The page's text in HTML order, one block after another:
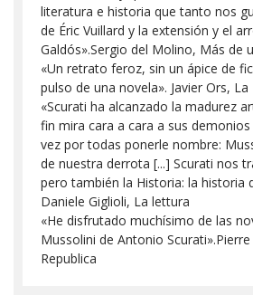
literatura e historia que tanto nos
de Éric Vuillard y la extensión y el
Galdós».Sergio del Molino, Más de
«Un retrato feroz, sin un ápice de
pulso de una novela». Javier Ors, La
«Scurati ha alcanzado la madurez
fin mira cara a cara a sus
vez por todas ponerle nombre:
de nuestra derrota [...] Scurati nos
pero también la Historia: la historia
Daniele Giglioli, La lettura
«He disfrutado muchísimo de las
Mussolini de Antonio
Republica